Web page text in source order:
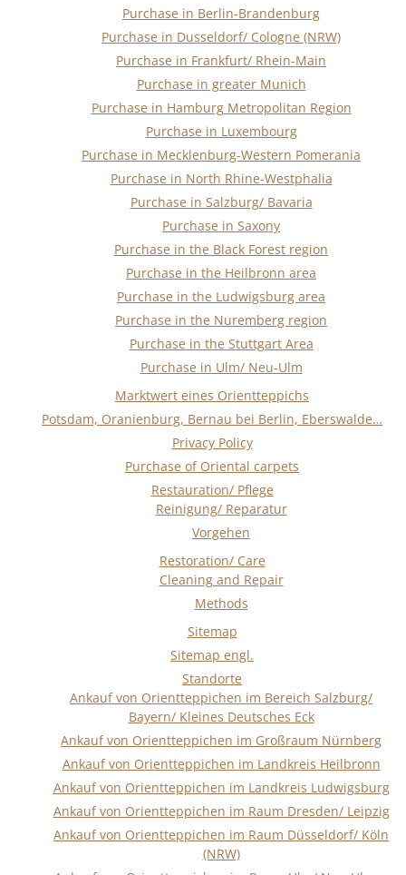
Purchase in Berlin-Brandenburg
Purchase in Dusseldorf/ Cologne (NRW)
Purchase in Frankfurt/ Rhein-Main
Purchase in greater Munich
Purchase in Hamburg Metropolitan Region
Purchase in Luxembourg
Purchase in Mecklenburg-Western Pomerania
Purchase in North Rhine-Westphalia
Purchase in Salzburg/ Bavaria
Purchase in Saxony
Purchase in the Black Forest region
Purchase in the Heilbronn area
Purchase in the Ludwigsburg area
Purchase in the Nuremberg region
Purchase in the Stuttgart Area
Purchase in Ulm/ Neu-Ulm
Marktwert eines Orientteppichs
Potsdam, Oranienburg, Bernau bei Berlin, Eberswalde…
Privacy Policy
Purchase of Oriental carpets
Restauration/ Pflege
Reinigung/ Reparatur
Vorgehen
Restoration/ Care
Cleaning and Repair
Methods
Sitemap
Sitemap engl.
Standorte
Ankauf von Orientteppichen im Bereich Salzburg/
Bayern/ Kleines Deutsches Eck
Ankauf von Orientteppichen im Großraum Nürnberg
Ankauf von Orientteppichen im Landkreis Heilbronn
Ankauf von Orientteppichen im Landkreis Ludwigsburg
Ankauf von Orientteppichen im Raum Dresden/ Leipzig
Ankauf von Orientteppichen im Raum Düsseldorf/ Köln
(NRW)